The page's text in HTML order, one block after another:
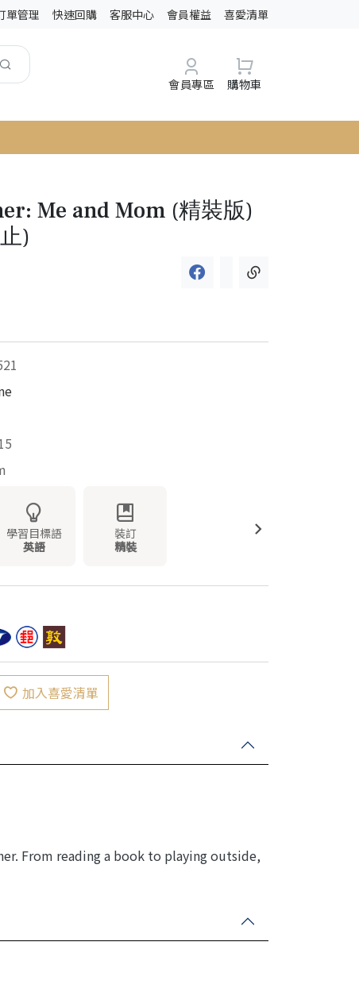
單管理 快速回購 客服中心 會員權益 喜愛清單
會員專區 購物車
Me and Mom (精裝版)
)
學習目標語
英語
裝訂
精裝
加入喜愛清單
From reading a book to playing outside,